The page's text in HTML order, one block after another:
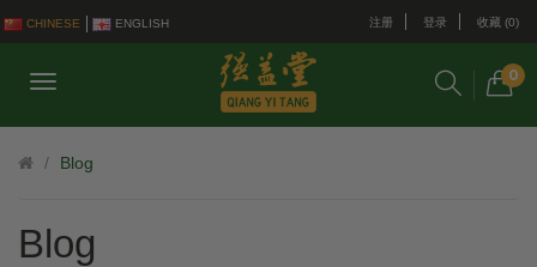
CHINESE ENGLISH 注册 登录 收藏 (0)
0
Blog
Blog